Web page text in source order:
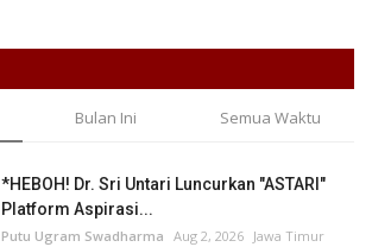
Bulan Ini Semua Waktu
*HEBOH! Dr. Sri Untari Luncurkan "ASTARI"
Platform Aspirasi...
Putu Ugram Swadharma Aug 2, 2026 Jawa Timur